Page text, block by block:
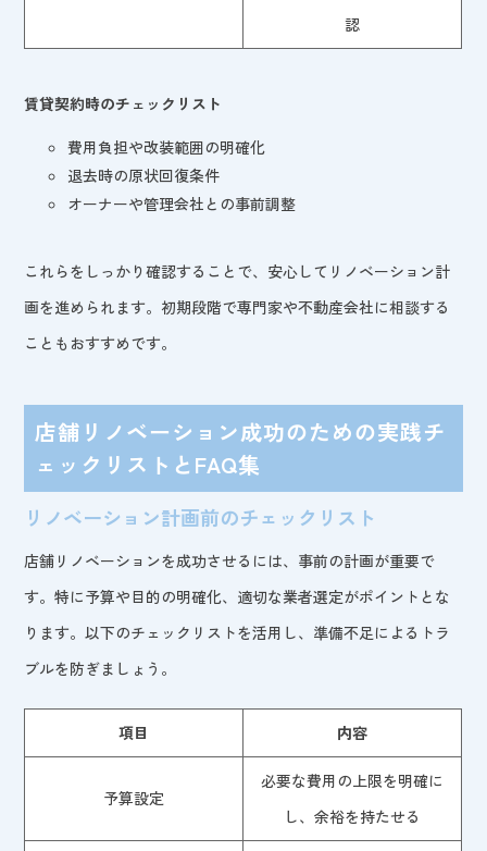
認
賃貸契約時のチェックリスト
費用負担や改装範囲の明確化
退去時の原状回復条件
オーナーや管理会社との事前調整
これらをしっかり確認することで、安心してリノベーション計
画を進められます。初期段階で専門家や不動産会社に相談する
こともおすすめです。
店舗リノベーション成功のための実践チ
ェックリストとFAQ集
リノベーション計画前のチェックリスト
店舗リノベーションを成功させるには、事前の計画が重要で
す。特に予算や目的の明確化、適切な業者選定がポイントとな
ります。以下のチェックリストを活用し、準備不足によるトラ
ブルを防ぎましょう。
項目 内容
予算設定
必要な費用の上限を明確に
し、余裕を持たせる